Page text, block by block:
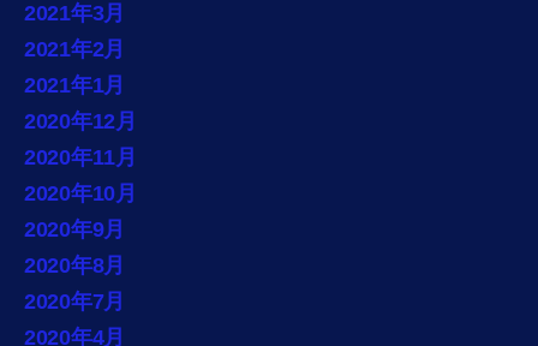
2021年3月
2021年2月
2021年1月
2020年12月
2020年11月
2020年10月
2020年9月
2020年8月
2020年7月
2020年4月